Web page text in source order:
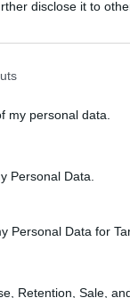
disclose it to
my personal data.
Personal Data.
Personal Data for
Retention, Sale,
ΤΟΥΣ ΟΡΟΥΣ
ΣΑΣ ΓΙΑ ΝΑ
ΜΗΝΎΜΑΤΑ
ΑΡΙΘΜΟΎ ΤΟΥ
ΣΕ ΤΡΊΤΟΥΣ.
ΔΩΡΕΑΝ ΣΤΟ
ΠΟΥ
ΕΥΡΩΠΑΪΚΟΎ
ΠΟΥ ΈΧΕΙ ΤΕΘΕΊ ΣΕ
ΜΗΝΎΜΑΤΑ ΚΑΙ
ΝΑ ΤΗΡΟΎΜΕ ΑΡΧΕΊΟ
ΣΑΣ ΤΗΛΕΦΏΝΟΥ,
Η ΔΙΕΎΘΥΝΣΗ
ΔΕΝ
ΤΙΣ ΑΠΟΛΟΓΊΕΣ ΜΑΣ